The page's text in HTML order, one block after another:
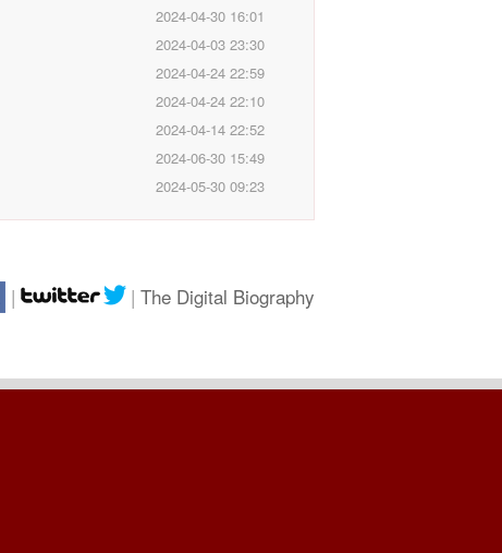
2024-04-30 16:01
2024-04-03 23:30
2024-04-24 22:59
2024-04-24 22:10
2024-04-14 22:52
2024-06-30 15:49
2024-05-30 09:23
| | The Digital Biography